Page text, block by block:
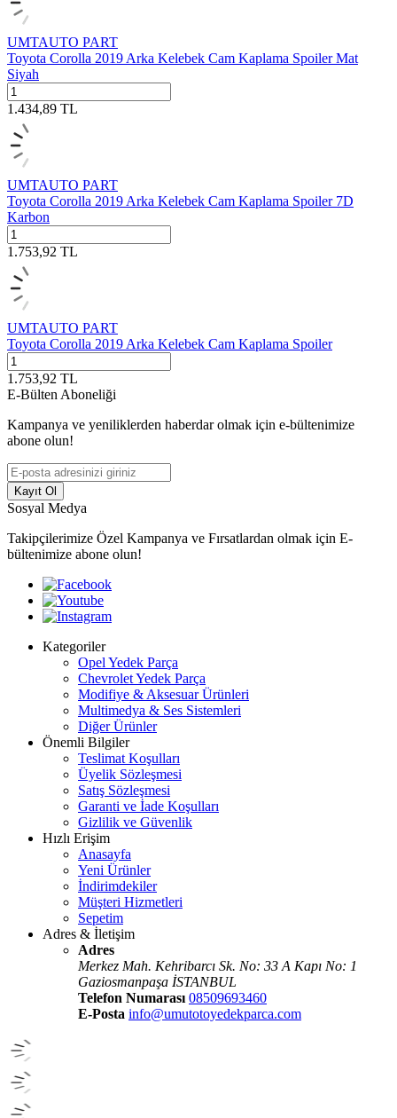
UMTAUTO PART
Toyota Corolla 2019 Arka Kelebek Cam Kaplama Spoiler Mat
Siyah
1.434,89 TL
UMTAUTO PART
Toyota Corolla 2019 Arka Kelebek Cam Kaplama Spoiler 7D
Karbon
1.753,92 TL
UMTAUTO PART
Toyota Corolla 2019 Arka Kelebek Cam Kaplama Spoiler
1.753,92 TL
E-Bülten Aboneliği
Kampanya ve yeniliklerden haberdar olmak için e-bültenimize
abone olun!
Kayıt Ol
Sosyal Medya
Takipçilerimize Özel Kampanya ve Fırsatlardan olmak için E-
bültenimize abone olun!
Kategoriler
Opel Yedek Parça
Chevrolet Yedek Parça
Modifiye & Aksesuar Ürünleri
Multimedya & Ses Sistemleri
Diğer Ürünler
Önemli Bilgiler
Teslimat Koşulları
Üyelik Sözleşmesi
Satış Sözleşmesi
Garanti ve İade Koşulları
Gizlilik ve Güvenlik
Hızlı Erişim
Anasayfa
Yeni Ürünler
İndirimdekiler
Müşteri Hizmetleri
Sepetim
Adres & İletişim
Adres
Merkez Mah. Kehribarcı Sk. No: 33 A Kapı No: 1
Gaziosmanpaşa İSTANBUL
Telefon Numarası 08509693460
E-Posta info@umutotoyedekparca.com